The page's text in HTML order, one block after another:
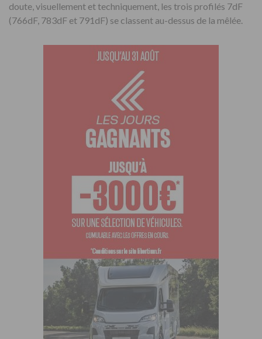
doute, visuellement et techniquement, les trois profilés 7dF
(766dF, 783dF et 791dF) se classent au-dessus de la mêlée.